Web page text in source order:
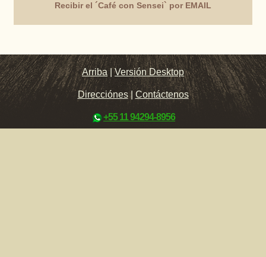
Recibir el ´Café con Sensei` por EMAIL
Arriba |Versión Desktop
Direcciónes| Contáctenos
+55 11 94294-8956